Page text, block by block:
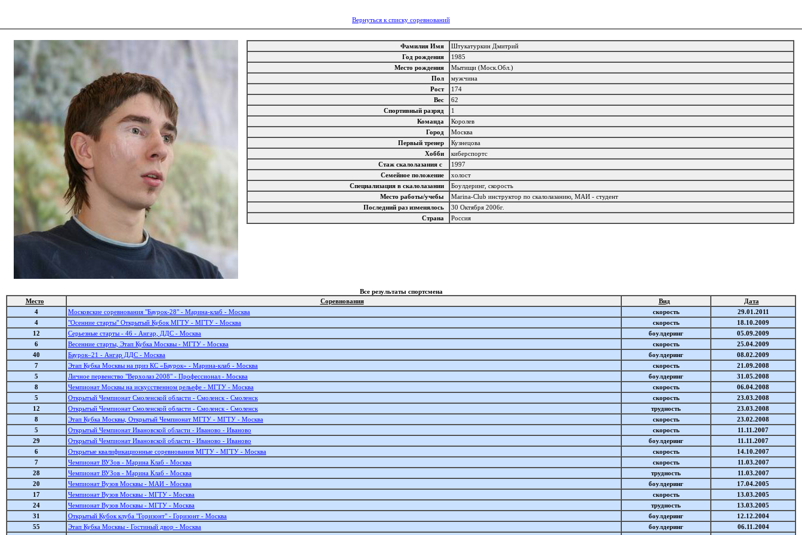
Вернуться к списку соревнований
Фамилия Имя
Штукатуркин Дмитрий
Год рождения
1985
Место рождения
Мытищи (Моск.Обл.)
Пол
мужчина
Рост
174
Вес
62
Спортивный разряд
1
Команда
Королев
Город
Москва
Первый тренер
Кузнецова
Хобби
киберспортс
Стаж скалолазания с
1997
Семейное положение
холост
Специализация в скалолазании
Боулдеринг, скорость
Место работы/учебы
Marina-Club инструктор по скалолазанию, МАИ - студент
Последний раз изменялось
30 Октября 2006г.
Страна
Россия
Все результаты спортсмена
Место
Соревнования Вид
Дата
4
Московские соревнования "Баурок-28" - Марина-клаб - Москва скорость
29.01.2011
4
"Осенние старты" Открытый Кубок МГТУ - МГТУ - Москва скорость
18.10.2009
12
Серьезные старты - 46 - Ангар, ДДС - Москва боулдеринг
05.09.2009
6
Весенние старты, Этап Кубка Москвы - МГТУ - Москва скорость
25.04.2009
40
Баурок–21 - Ангар ДДС - Москва боулдеринг
08.02.2009
7
Этап Кубка Москвы на приз КС «Баурок» - Марина-клаб - Москва скорость
21.09.2008
5
Личное первенство "Верхолаз 2008" - Профессионал - Москва боулдеринг
31.05.2008
8
Чемпионат Москвы на искусственном рельефе - МГТУ - Москва скорость
06.04.2008
5
Открытый Чемпионат Смоленской области - Смоленск - Смоленск скорость
23.03.2008
12
Открытый Чемпионат Смоленской области - Смоленск - Смоленск трудность
23.03.2008
8
Этап Кубка Москвы, Открытый Чемпионат МГТУ - МГТУ - Москва скорость
23.02.2008
5
Открытый Чемпионат Ивановской области - Иваново - Иваново скорость
11.11.2007
29
Открытый Чемпионат Ивановской области - Иваново - Иваново боулдеринг
11.11.2007
6
Открытые квалификационные соревнования МГТУ - МГТУ - Москва скорость
14.10.2007
7
Чемпионат ВУЗов - Марина Клаб - Москва скорость
11.03.2007
28
Чемпионат ВУЗов - Марина Клаб - Москва трудность
11.03.2007
20
Чемпионат Вузов Москвы - МАИ - Москва боулдеринг
17.04.2005
17
Чемпионат Вузов Москвы - МГТУ - Москва скорость
13.03.2005
24
Чемпионат Вузов Москвы - МГТУ - Москва трудность
13.03.2005
31
Открытый Кубок клуба "Горизонт" - Горизонт - Москва боулдеринг
12.12.2004
55
Этап Кубка Москвы - Гостиный двор - Москва боулдеринг
06.11.2004